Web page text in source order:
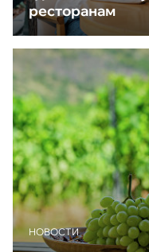
ресторанам
НОВОСТИ